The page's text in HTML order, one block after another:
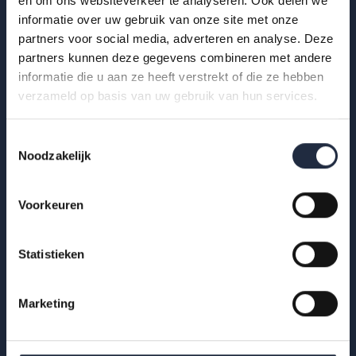
informatie over uw gebruik van onze site met onze
partners voor social media, adverteren en analyse. Deze
partners kunnen deze gegevens combineren met andere
informatie die u aan ze heeft verstrekt of die ze hebben
verzameld op basis van uw gebruik van hun services.
Noodzakelijk
Voorkeuren
Statistieken
Marketing
Hoe ervaren zzp’ers het werken in de gehandicaptenzorg?
Bekijk de infographic met kerncijfers 2025.
Lees meer